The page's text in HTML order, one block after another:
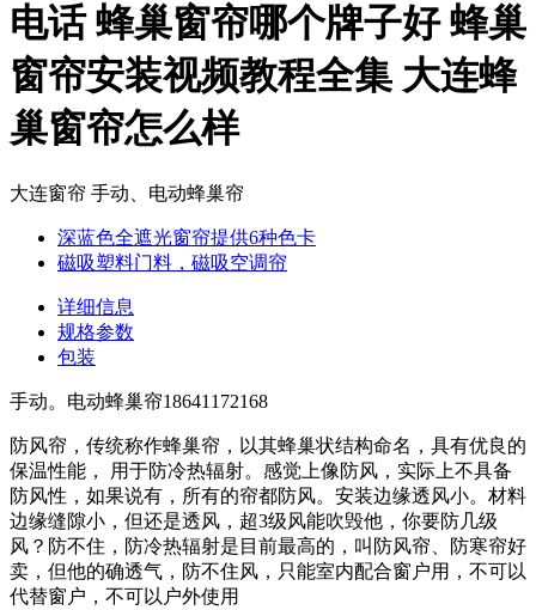
电话 蜂巢窗帘哪个牌子好 蜂巢
窗帘安装视频教程全集 大连蜂
巢窗帘怎么样
大连窗帘 手动、电动蜂巢帘
深蓝色全遮光窗帘提供6种色卡
磁吸塑料门料，磁吸空调帘
详细信息
规格参数
包装
手动。电动蜂巢帘18641172168
防风帘，传统称作蜂巢帘，以其蜂巢状结构命名，具有优良的
保温性能， 用于防冷热辐射。感觉上像防风，实际上不具备
防风性，如果说有，所有的帘都防风。安装边缘透风小。材料
边缘缝隙小，但还是透风，超3级风能吹毁他，你要防几级
风？防不住，防冷热辐射是目前最高的，叫防风帘、防寒帘好
卖，但他的确透气，防不住风，只能室内配合窗户用，不可以
代替窗户，不可以户外使用